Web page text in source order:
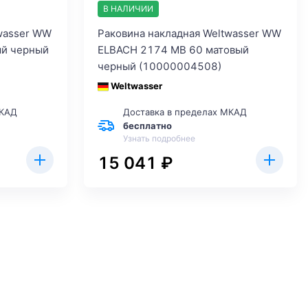
WW
черный
В НАЛИЧИИ
Раковина накладная Weltwasser WW
ELBACH 2174 MB 60 матовый
черный (10000004508)
Weltwasser
Доставка в пределах МКАД
бесплатно
Узнать подробнее
15 041 ₽